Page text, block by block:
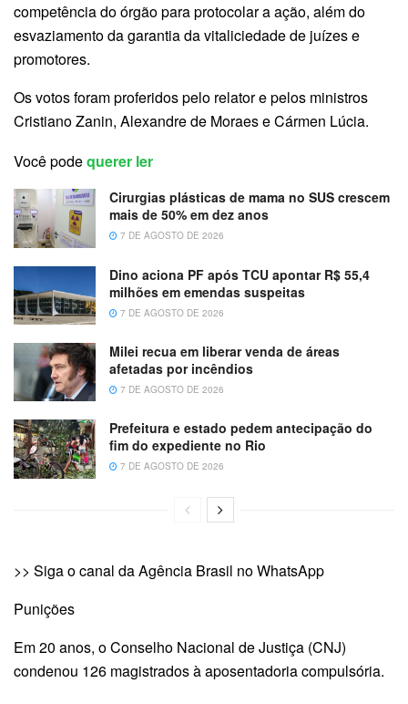
competência do órgão para protocolar a ação, além do
esvaziamento da garantia da vitaliciedade de juízes e
promotores.
Os votos foram proferidos pelo relator e pelos ministros
Cristiano Zanin, Alexandre de Moraes e Cármen Lúcia.
Você podequerer ler
Cirurgias plásticas de mama no SUS crescem
mais de 50% em dez anos
7 DE AGOSTO DE 2026
Dino aciona PF após TCU apontar R$ 55,4
milhões em emendas suspeitas
7 DE AGOSTO DE 2026
Milei recua em liberar venda de áreas
afetadas por incêndios
7 DE AGOSTO DE 2026
Prefeitura e estado pedem antecipação do
fim do expediente no Rio
7 DE AGOSTO DE 2026
>> Siga o canal da Agência Brasil no WhatsApp
Punições
Em 20 anos, o Conselho Nacional de Justiça (CNJ)
condenou 126 magistrados à aposentadoria compulsória.